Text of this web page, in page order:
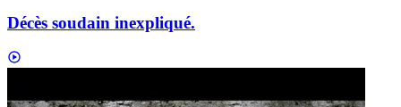
Décès soudain inexpliqué.